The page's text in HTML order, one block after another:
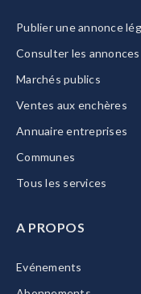
Publier une annonce
Consulter les
Marchés publics
Ventes aux enchères
Annuaire entreprises
Communes
Tous les services
A PROPOS
Evénements